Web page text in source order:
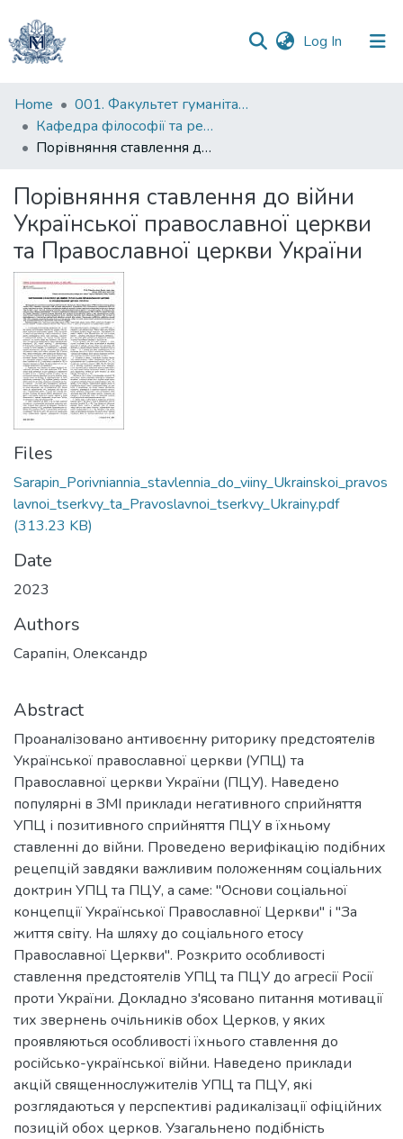
Log In (current)
Communities
&
Collections
Statistics
Home
001. Факультет гуманітарних наук
Кафедра філософії та релігієзнавства
Порівняння ставлення до війни Української православної церкви та Православної церкви України
Порівняння ставлення до війни
Української православної церкви
та Православної церкви України
Files
Sarapin_Porivniannia_stavlennia_do_viiny_Ukrainskoi_pravos
lavnoi_tserkvy_ta_Pravoslavnoi_tserkvy_Ukrainy.pdf
(313.23 KB)
Date
2023
Authors
Сарапін, Олександр
Abstract
Проаналізовано антивоєнну риторику предстоятелів
Української православної церкви (УПЦ) та
Православної церкви України (ПЦУ). Наведено
популярні в ЗМІ приклади негативного сприйняття
УПЦ і позитивного сприйняття ПЦУ в їхньому
ставленні до війни. Проведено верифікацію подібних
рецепцій завдяки важливим положенням соціальних
доктрин УПЦ та ПЦУ, а саме: "Основи соціальної
концепції Української Православної Церкви" і "За
життя світу. На шляху до соціального етосу
Православної Церкви". Розкрито особливості
ставлення предстоятелів УПЦ та ПЦУ до агресії Росії
проти України. Докладно з'ясовано питання мотивації
тих звернень очільників обох Церков, у яких
проявляються особливості їхнього ставлення до
російсько-української війни. Наведено приклади
акцій священнослужителів УПЦ та ПЦУ, які
розглядаються у перспективі радикалізації офіційних
позицій обох церков. Узагальнено подібність